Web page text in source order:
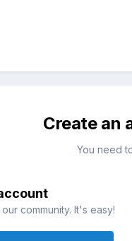
Create an
You need
community. It's easy!